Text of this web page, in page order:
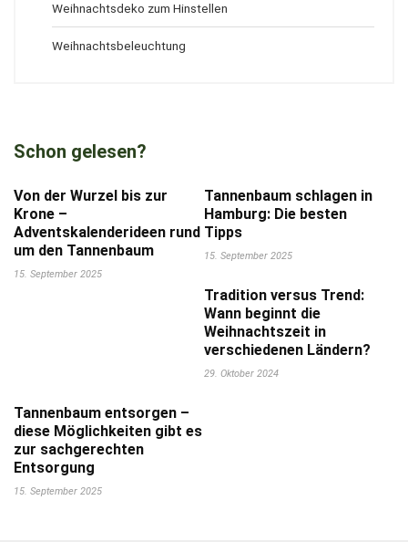
Weihnachtsdeko zum Hinstellen
Weihnachtsbeleuchtung
Schon gelesen?
Von der Wurzel bis zur
Krone –
Adventskalenderideen rund
um den Tannenbaum
15. September 2025
Tannenbaum schlagen in
Hamburg: Die besten
Tipps
15. September 2025
Tradition versus Trend:
Wann beginnt die
Weihnachtszeit in
verschiedenen Ländern?
29. Oktober 2024
Tannenbaum entsorgen –
diese Möglichkeiten gibt es
zur sachgerechten
Entsorgung
15. September 2025